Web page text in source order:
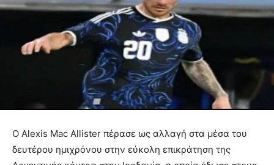
Ο Alexis Mac Allister πέρασε ως αλλαγή στα μέσα του
δευτέρου ημιχρόνου στην εύκολη επικράτηση της